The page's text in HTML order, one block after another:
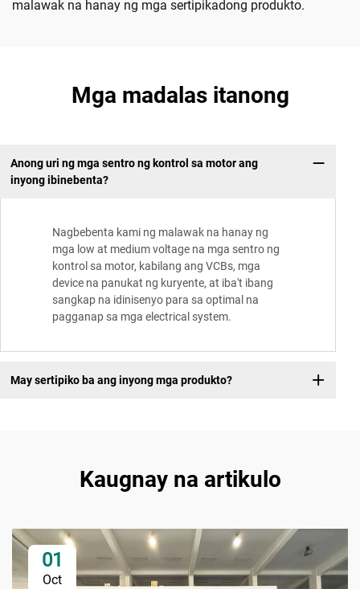
malawak na hanay ng mga sertipikadong produkto.
Mga madalas itanong
Anong uri ng mga sentro ng kontrol sa motor ang
inyong ibinebenta?
Nagbebenta kami ng malawak na hanay ng
mga low at medium voltage na mga sentro ng
kontrol sa motor, kabilang ang VCBs, mga
device na panukat ng kuryente, at iba't ibang
sangkap na idinisenyo para sa optimal na
pagganap sa mga electrical system.
May sertipiko ba ang inyong mga produkto?
Kaugnay na artikulo
01
Oct